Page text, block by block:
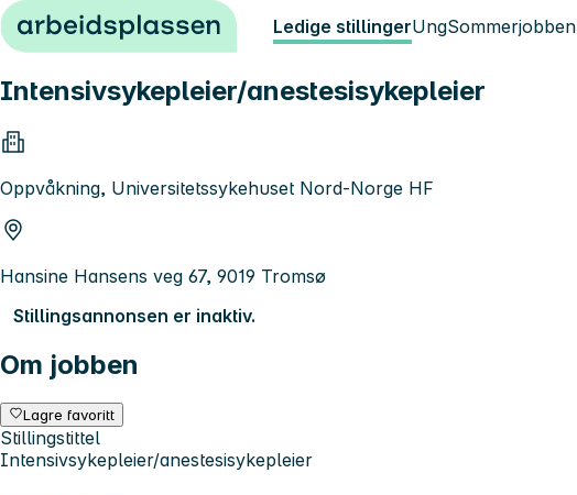
Hopp til innhold Ledige stillingerUngSommerjobben
Intensivsykepleier/anestesisykepleier
Oppvåkning, Universitetssykehuset Nord-Norge HF
Hansine Hansens veg 67, 9019 Tromsø
Stillingsannonsen er inaktiv.
Om jobben
Lagre favoritt
Stillingstittel
Intensivsykepleier/anestesisykepleier